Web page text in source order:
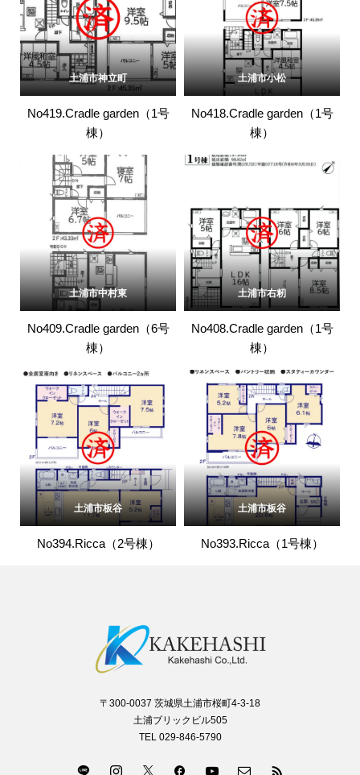
土浦市神立町
No419.Cradle garden（1号
棟）
土浦市小松
No418.Cradle garden（1号
棟）
土浦市中村東
No409.Cradle garden（6号
棟）
土浦市右籾
No408.Cradle garden（1号
棟）
土浦市板谷
No394.Ricca（2号棟）
土浦市板谷
No393.Ricca（1号棟）
〒300-0037 茨城県土浦市桜町4-3-18
土浦ブリックビル505
TEL 029-846-5790